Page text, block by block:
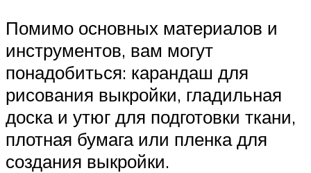
Помимо основных материалов и
инструментов, вам могут
понадобиться: карандаш для
рисования выкройки, гладильная
доска и утюг для подготовки ткани,
плотная бумага или пленка для
создания выкройки.